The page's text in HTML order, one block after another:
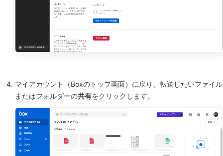
マイアカウント（Boxのトップ画面）に戻り、転送したいファイル
またはフォルダーの共有をクリックします。